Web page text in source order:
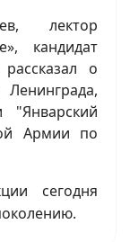
лектор
кандидат
о
Армии по
сегодня